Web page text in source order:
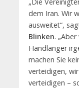
dem Iran. Wir
ausweitet“,
Blinken.
Handlanger
machen Sie
verteidigen,
verteidigen –